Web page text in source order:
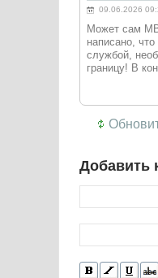
09.06.2026
Может сам
написано,
службой,
границу! В
Добавить